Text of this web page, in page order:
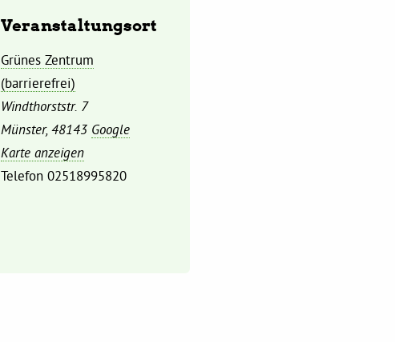
Veranstaltungsort
Grünes Zentrum
(barrierefrei)
Windthorststr. 7
Münster, 48143 Google
Karte anzeigen
Telefon 02518995820